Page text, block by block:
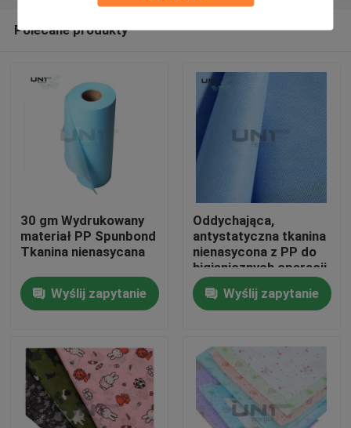
Produkty
O nas
Polecane produkty
30 gm Wydrukowany
materiał PP Spunbond
Tkanina nienasycana
Wyślij zapytanie
Oddychająca,
antystatyczna tkanina
nienasycona z PP do
higienicznych operacji
medycznych
Wyślij zapytanie